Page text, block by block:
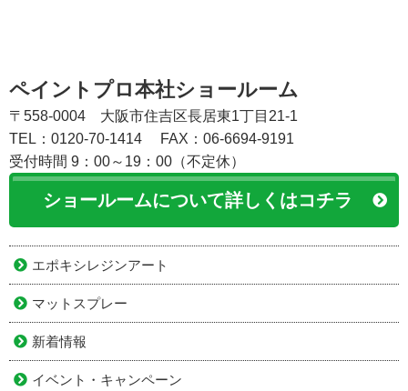
ペイントプロ本社ショールーム
〒558-0004 大阪市住吉区長居東1丁目21-1
TEL：0120-70-1414
FAX：06-6694-9191
受付時間 9：00～19：00（不定休）
ショールームについて詳しくはコチラ
エポキシレジンアート
マットスプレー
新着情報
イベント・キャンペーン